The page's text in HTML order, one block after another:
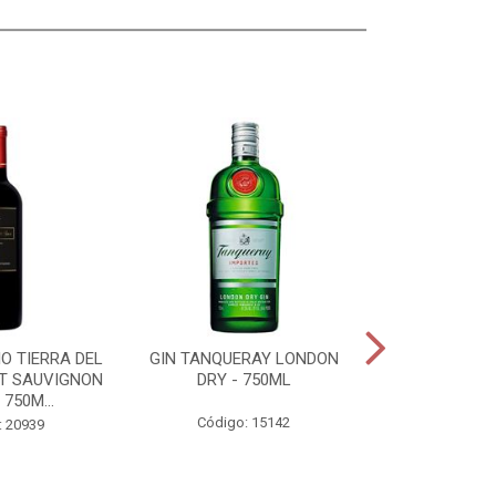
TIERRA DEL
SAUVIGNON
20939
GIN TANQUERAY LONDON
DRY - 750ML
Código: 15142